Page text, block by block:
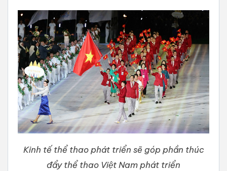
Kinh tế thể thao phát triển sẽ góp phần thúc
đẩy thể thao Việt Nam phát triển